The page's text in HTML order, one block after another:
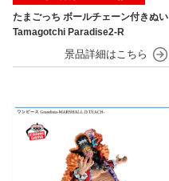
たまごっち ボールチェーン付きぬい
Tamagotchi Paradise2-R